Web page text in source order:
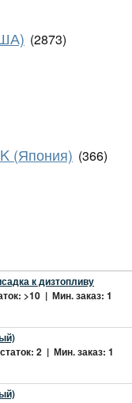
(2873)
(Япония) (366)
к дизтопливу
>10 | Мин. заказ: 1
2 | Мин. заказ: 1